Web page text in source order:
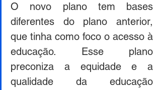
O novo plano tem bases
diferentes do plano anterior,
que tinha como foco o acesso à
educação. Esse plano
preconiza a equidade e a
qualidade da educação